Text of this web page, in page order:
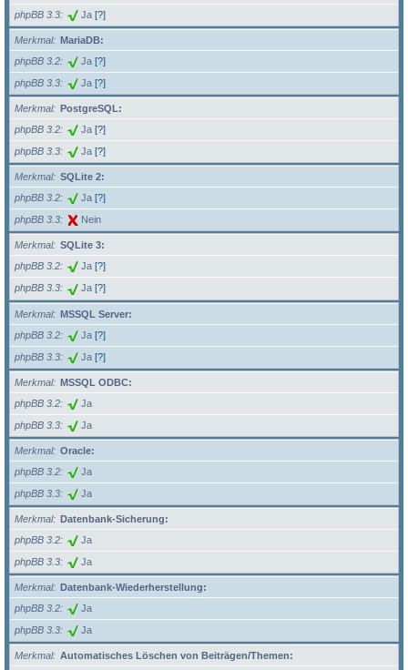
phpBB 3.3 Ja [?]
Merkmal
MariaDB:
phpBB 3.2
Ja [?]
phpBB 3.3 Ja [?]
Merkmal
PostgreSQL:
phpBB 3.2
Ja [?]
phpBB 3.3 Ja [?]
Merkmal
SQLite 2:
phpBB 3.2
Ja [?]
phpBB 3.3 Nein
Merkmal
SQLite 3:
phpBB 3.2
Ja [?]
phpBB 3.3 Ja [?]
Merkmal
MSSQL Server:
phpBB 3.2
Ja [?]
phpBB 3.3 Ja [?]
Merkmal
MSSQL ODBC:
phpBB 3.2
Ja
phpBB 3.3 Ja
Merkmal
Oracle:
phpBB 3.2
Ja
phpBB 3.3 Ja
Merkmal
Datenbank-Sicherung:
phpBB 3.2
Ja
phpBB 3.3 Ja
Merkmal
Datenbank-Wiederherstellung:
phpBB 3.2
Ja
phpBB 3.3 Ja
Merkmal
Automatisches Löschen von Beiträgen/Themen: